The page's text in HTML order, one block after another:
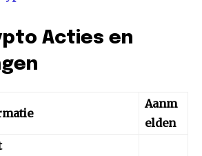
Acties en
Aanm
elden